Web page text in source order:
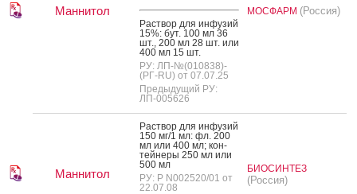
Маннитол
Рас­твор для ин­фу­зий
15%: бут. 100 мл 36
шт., 200 мл 28 шт. или
400 мл 15 шт.
РУ: ЛП-№(010838)-
(РГ-RU) от 07.07.25
Предыдущий РУ:
ЛП-005626
МОСФАРМ (Россия)
Маннитол
Рас­твор для ин­фу­зий
150 мг/1 мл: фл. 200
мл или 400 мл; кон­
тей­не­ры 250 мл или
500 мл
РУ: Р N002520/01 от
22.07.08
БИОСИНТЕЗ
(Россия)